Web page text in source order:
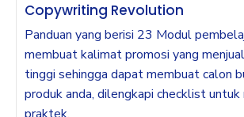
Copywriting Revolution
Panduan yang berisi 23 Modul
membuat kalimat promosi yang
tinggi sehingga dapat membuat calon
produk anda, dilengkapi checklist untuk